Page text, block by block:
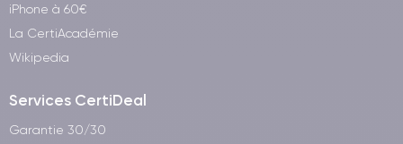
iPhone à 60€
La CertiAcadémie
Wikipedia
Services CertiDeal
Garantie 30/30